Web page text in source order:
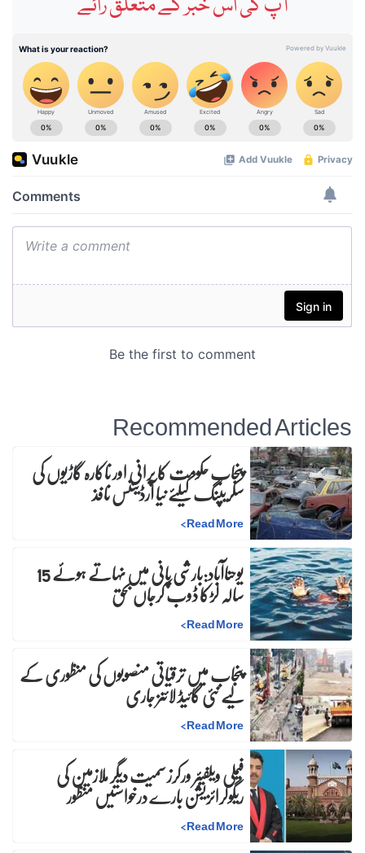
Recommended Articles
پنجاب حکومت کا پرانی اور ناکارہ گاڑیوں کی
سکریپنگ کیلئے نیا آرڈیننس نافذ
Read More
>
یوحناآباد:بارشی پانی میں نہاتے ہوئے 15 سالہ لڑکا ڈوب کرجاں بحق
Read More
>
پنجاب میں ترقیاتی منصوبوں کی منظوری کے
لیے نئی گائیڈ لائنز جاری
Read More
>
فیملی ویلفیئر ورکرز سمیت دیگر ملازمین کی
ریگولرائزیشن بارے درخواستیں منظور
Read More
>